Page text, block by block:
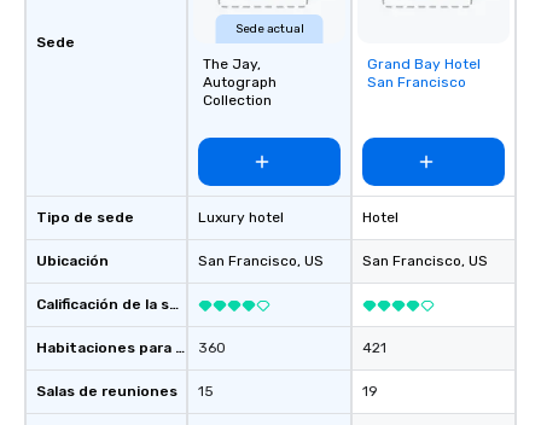
Sede
Tipo de sede
Ubicación
Calificación de la sede
Habitaciones para huéspedes
Salas de reuniones
Sede actual
The Jay,
Autograph
Collection
Luxury hotel
San Francisco, US
360
15
Removed from
favorites
Grand Bay Hotel
San Francisco
Hotel
San Francisco, US
421
19